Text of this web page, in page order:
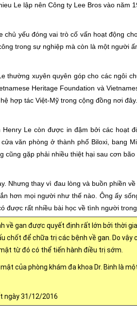
Le lập nên Công ty Lee Bros vào năm
chủ yếu đóng vai trò cố vấn hoạt động
trong sự nghiệp mà còn là một người
thường xuyên quyên góp cho các ngôi
Heritage Foundation và
hợp tác Việt-Mỹ trong cộng đồng nơi đây.
Henry Le còn được in đậm bởi các hoạt
văn phòng ở thành phố Biloxi, bang
cũng gặp phải nhiều thiệt hại sau cơn bão
Nhưng thay vì đau lòng và buồn phiền
hơn mọi người như thế nào. Ông ấy
được rất nhiều bài học về tình người trong
về gan được quyết định rất lớn bởi thời
chốt để chữa trị các bệnh về gan. Do
từ đó có thể tiến hành điều trị sớm.
của phòng khám đa khoa Dr. Binh là
ngày 31/12/2016